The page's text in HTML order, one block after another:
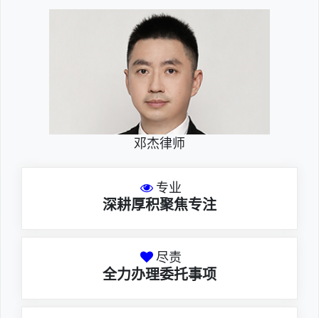
邓杰律师
专业
深耕厚积聚焦专注
尽责
全力办理委托事项